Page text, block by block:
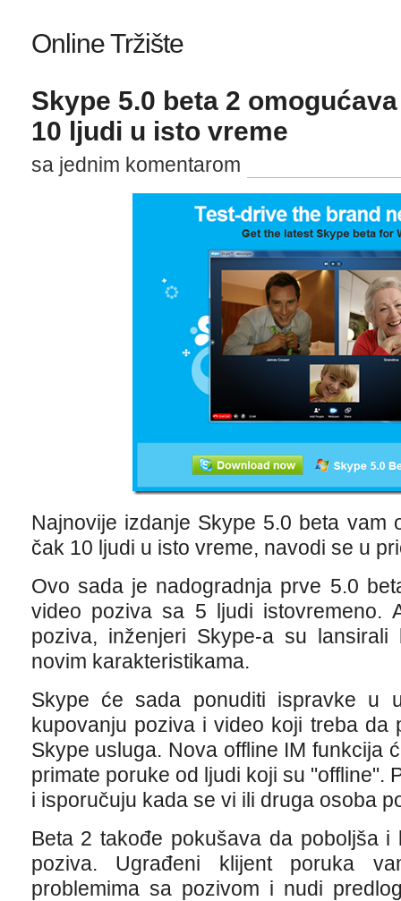
Online Tržište
Skype 5.0 beta 2
10 ljudi u isto vreme
sa jednim komentarom
Najnovije izdanje Skype 5.0 beta vam
čak 10 ljudi u isto vreme, navodi se u
Ovo sada je nadogradnja prve 5.0
video poziva sa 5 ljudi istovremeno.
poziva, inženjeri Skype-a su
novim karakteristikama.
Skype će sada ponuditi ispravke u
kupovanju poziva i video koji treba da
Skype usluga. Nova offline IM funkcija
primate poruke od ljudi koji su "offline".
i isporučuju kada se vi ili druga osoba
Beta 2 takođe pokušava da poboljša i
poziva. Ugrađeni klijent poruka
problemima sa pozivom i nudi